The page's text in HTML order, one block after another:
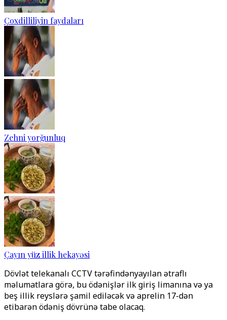
Çoxdilliliyin faydaları
Zehni yorğunluq
Çayın yüz illik hekayəsi
Dövlət telekanalı CCTV tərəfindənyayılan ətraflı
məlumatlara görə, bu ödənişlər ilk giriş limanına və ya
beş illik reyslərə şamil ediləcək və aprelin 17-dən
etibarən ödəniş dövrünə tabe olacaq.